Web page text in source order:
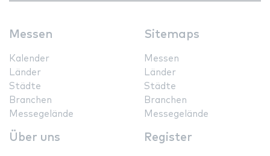
Messen
Kalender
Länder
Städte
Branchen
Messegelände
Sitemaps
Messen
Länder
Städte
Branchen
Messegelände
Über uns Register